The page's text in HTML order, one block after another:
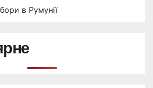
в Румунії